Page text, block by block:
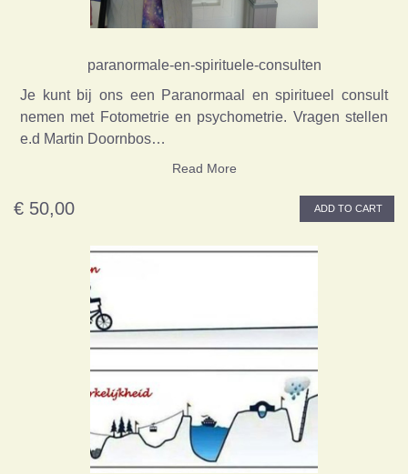
paranormale-en-spirituele-consulten
Je kunt bij ons een Paranormaal en spiritueel consult
nemen met Fotometrie en psychometrie. Vragen stellen
e.d Martin Doornbos…
Read More
€ 50,00 ADD TO CART